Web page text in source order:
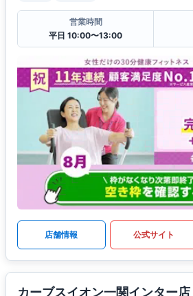
営業時間
平日 10:00〜13:00
店舗情報 公式サイト
カーブスイオン一関インター店